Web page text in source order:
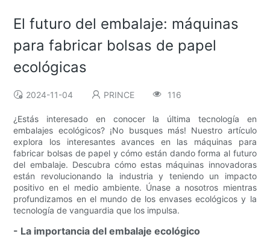
El futuro del embalaje: máquinas
para fabricar bolsas de papel
ecológicas
2024-11-04 PRINCE 116
¿Estás interesado en conocer la última tecnología en
embalajes ecológicos? ¡No busques más! Nuestro artículo
explora los interesantes avances en las máquinas para
fabricar bolsas de papel y cómo están dando forma al futuro
del embalaje. Descubra cómo estas máquinas innovadoras
están revolucionando la industria y teniendo un impacto
positivo en el medio ambiente. Únase a nosotros mientras
profundizamos en el mundo de los envases ecológicos y la
tecnología de vanguardia que los impulsa.
- La importancia del embalaje ecológico